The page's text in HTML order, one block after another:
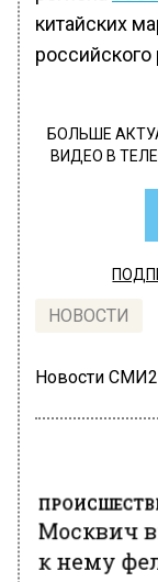
китайских
российского
БОЛЬШЕ
ВИДЕО В
НОВОСТИ
Новости СМИ2
Москвич
к нему